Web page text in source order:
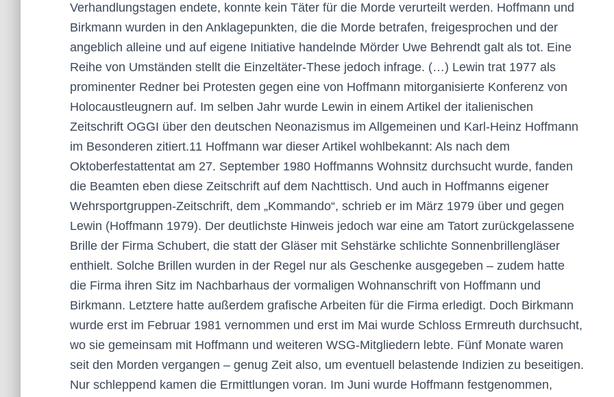
Verhandlungstagen endete, konnte kein Täter für die Morde verurteilt werden. Hoffmann und
Birkmann wurden in den Anklagepunkten, die die Morde betrafen, freigesprochen und der
angeblich alleine und auf eigene Initiative handelnde Mörder Uwe Behrendt galt als tot. Eine
Reihe von Umständen stellt die Einzeltäter-These jedoch infrage. (…) Lewin trat 1977 als
prominenter Redner bei Protesten gegen eine von Hoffmann mitorganisierte Konferenz von
Holocaustleugnern auf. Im selben Jahr wurde Lewin in einem Artikel der italienischen
Zeitschrift OGGI über den deutschen Neonazismus im Allgemeinen und Karl-Heinz Hoffmann
im Besonderen zitiert.11 Hoffmann war dieser Artikel wohlbekannt: Als nach dem
Oktoberfestattentat am 27. September 1980 Hoffmanns Wohnsitz durchsucht wurde, fanden
die Beamten eben diese Zeitschrift auf dem Nachttisch. Und auch in Hoffmanns eigener
Wehrsportgruppen-Zeitschrift, dem „Kommando“, schrieb er im März 1979 über und gegen
Lewin (Hoffmann 1979). Der deutlichste Hinweis jedoch war eine am Tatort zurückgelassene
Brille der Firma Schubert, die statt der Gläser mit Sehstärke schlichte Sonnenbrillengläser
enthielt. Solche Brillen wurden in der Regel nur als Geschenke ausgegeben – zudem hatte
die Firma ihren Sitz im Nachbarhaus der vormaligen Wohnanschrift von Hoffmann und
Birkmann. Letztere hatte außerdem grafische Arbeiten für die Firma erledigt. Doch Birkmann
wurde erst im Februar 1981 vernommen und erst im Mai wurde Schloss Ermreuth durchsucht,
wo sie gemeinsam mit Hoffmann und weiteren WSG-Mitgliedern lebte. Fünf Monate waren
seit den Morden vergangen – genug Zeit also, um eventuell belastende Indizien zu beseitigen.
Nur schleppend kamen die Ermittlungen voran. Im Juni wurde Hoffmann festgenommen,